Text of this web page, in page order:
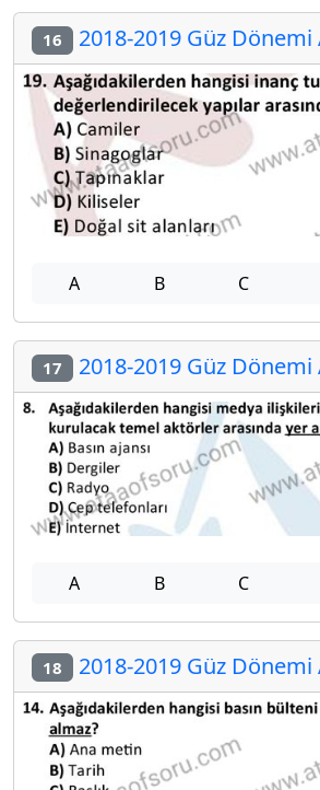
16 2018-2019 Güz Dönemi
A B C
17 2018-2019 Güz Dönemi
A B C
18 2018-2019 Güz Dönemi